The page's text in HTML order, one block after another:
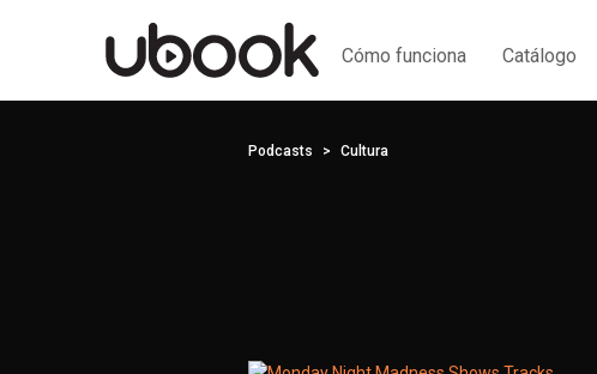
Cómo funciona Catálogo
Podcasts Cultura